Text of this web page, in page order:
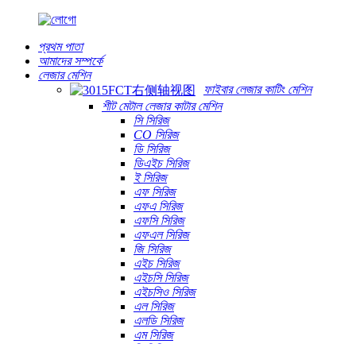
প্রথম পাতা
আমাদের সম্পর্কে
লেজার মেশিন
ফাইবার লেজার কাটিং মেশিন
শীট মেটাল লেজার কাটার মেশিন
সি সিরিজ
CO সিরিজ
ডি সিরিজ
ডিএইচ সিরিজ
ই সিরিজ
এফ সিরিজ
এফএ সিরিজ
এফসি সিরিজ
এফএল সিরিজ
জি সিরিজ
এইচ সিরিজ
এইচসি সিরিজ
এইচসিও সিরিজ
এল সিরিজ
এলডি সিরিজ
এম সিরিজ